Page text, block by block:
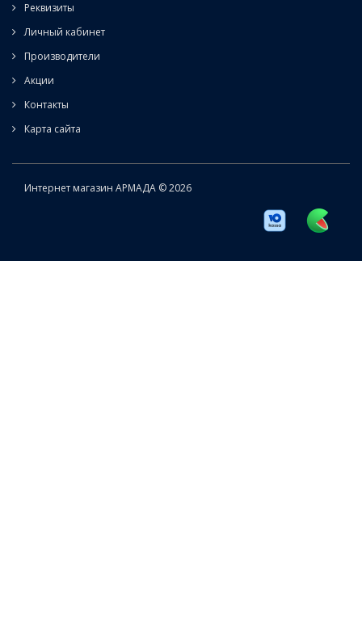
Реквизиты
Личный кабинет
Производители
Акции
Контакты
Карта сайта
Интернет магазин АРМАДА © 2026